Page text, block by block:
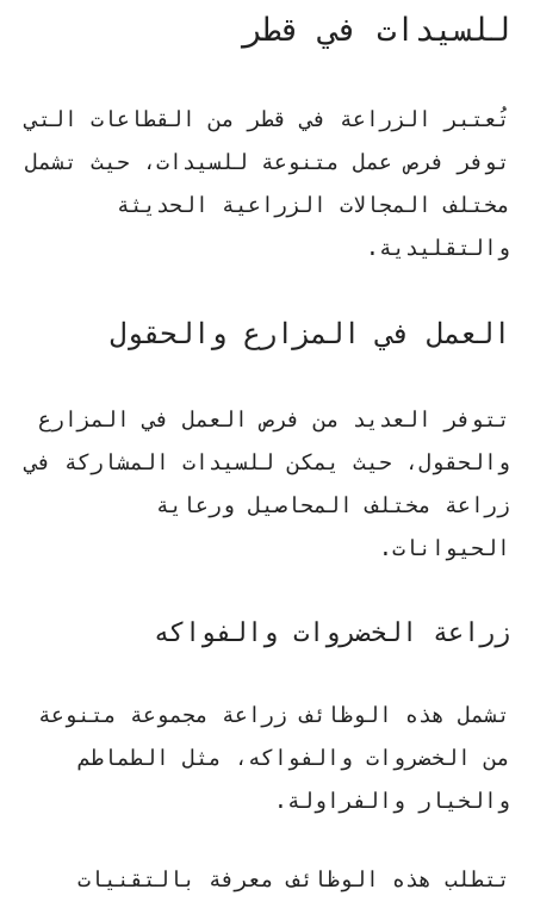
للسيدات في قطر
تُعتبر الزراعة في قطر من القطاعات التي
توفر فرص عمل متنوعة للسيدات، حيث تشمل
مختلف المجالات الزراعية الحديثة
والتقليدية.
العمل في المزارع والحقول
تتوفر العديد من فرص العمل في المزارع
والحقول، حيث يمكن للسيدات المشاركة في
زراعة مختلف المحاصيل ورعاية
الحيوانات.
زراعة الخضروات والفواكه
تشمل هذه الوظائف زراعة مجموعة متنوعة
من الخضروات والفواكه، مثل الطماطم
والخيار والفراولة.
تتطلب هذه الوظائف معرفة بالتقنيات